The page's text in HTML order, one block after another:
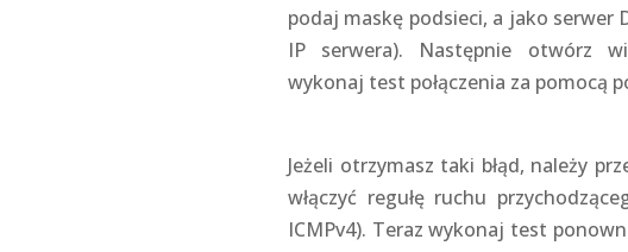
podaj maskę podsieci, a jako serwer
IP serwera). Następnie otwórz
wykonaj test połączenia za pomocą
Jeżeli otrzymasz taki błąd, należy
włączyć regułę ruchu
ICMPv4). Teraz wykonaj test